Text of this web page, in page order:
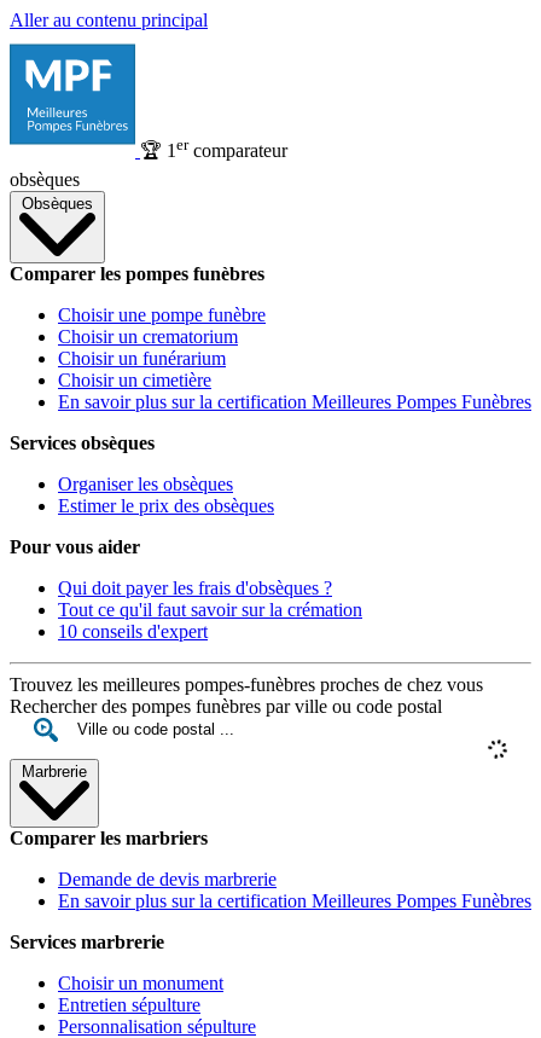
Aller au contenu principal
🏆 1 ercomparateur
obsèques
Obsèques
Comparer les pompes funèbres
Choisir une pompe funèbre
Choisir un crematorium
Choisir un funérarium
Choisir un cimetière
En savoir plus sur la certification Meilleures Pompes Funèbres
Services obsèques
Organiser les obsèques
Estimer le prix des obsèques
Pour vous aider
Qui doit payer les frais d'obsèques ?
Tout ce qu'il faut savoir sur la crémation
10 conseils d'expert
Trouvez les meilleures pompes-funèbres proches de chez vous
Rechercher des pompes funèbres par ville ou code postal
Marbrerie
Comparer les marbriers
Demande de devis marbrerie
En savoir plus sur la certification Meilleures Pompes Funèbres
Services marbrerie
Choisir un monument
Entretien sépulture
Personnalisation sépulture